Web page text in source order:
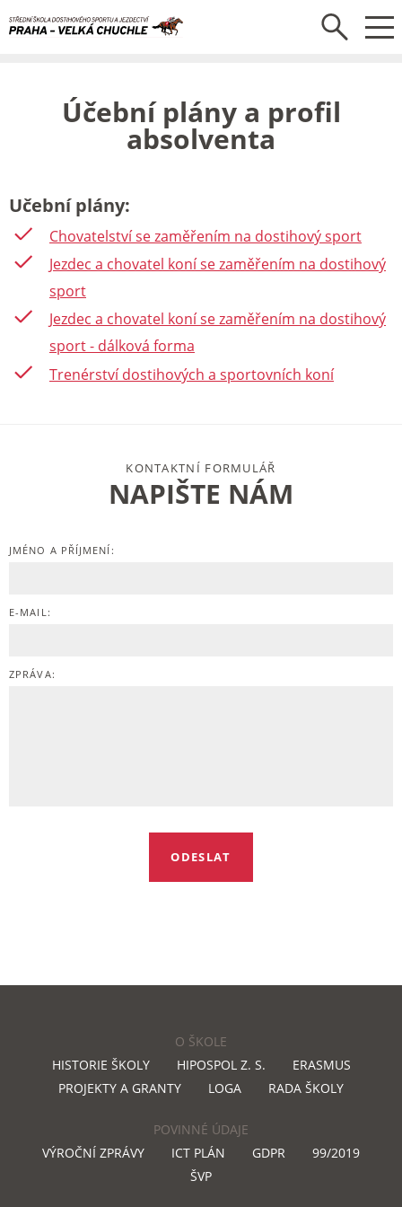
Účební plány a profil
absolventa
Učební plány:
Chovatelství se zaměřením na dostihový sport
Jezdec a chovatel koní se zaměřením na dostihový
sport
Jezdec a chovatel koní se zaměřením na dostihový
sport - dálková forma
Trenérství dostihových a sportovních koní
NAPIŠTE NÁM
KONTAKTNÍ FORMULÁŘ
JMÉNO A PŘÍJMENÍ:
E-MAIL:
ZPRÁVA:
O ŠKOLE
HISTORIE ŠKOLY
HIPOSPOL Z. S.
ERASMUS
PROJEKTY A GRANTY
LOGA RADA ŠKOLY
POVINNÉ ÚDAJE
VÝROČNÍ ZPRÁVY
ICT PLÁN GDPR
99/2019
ŠVP